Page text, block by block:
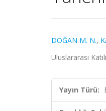
DOĞAN M. N.,
Uluslararası
Yayın Türü: